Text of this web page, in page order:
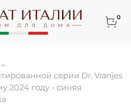
0
серии Dr. Vranjes
2024 году - синяя